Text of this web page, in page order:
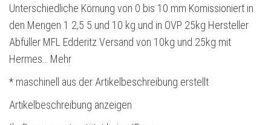
Unterschiedliche Körnung von 0 bis 10 mm Komissioniert in
den Mengen 1 2,5 5 und 10 kg und in OVP 25kg Hersteller
Abfüller MFL Edderitz Versand von 10kg und 25kg mit
Hermes… Mehr
* maschinell aus der Artikelbeschreibung erstellt
Artikelbeschreibung anzeigen